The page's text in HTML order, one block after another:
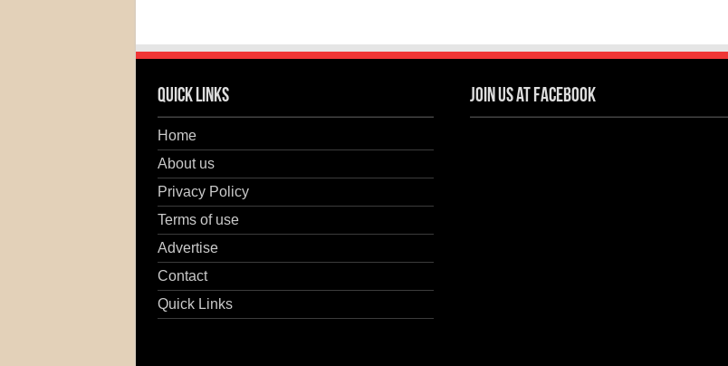
Quick Links
Home
About us
Privacy Policy
Terms of use
Advertise
Contact
Quick Links
Join us at Facebook